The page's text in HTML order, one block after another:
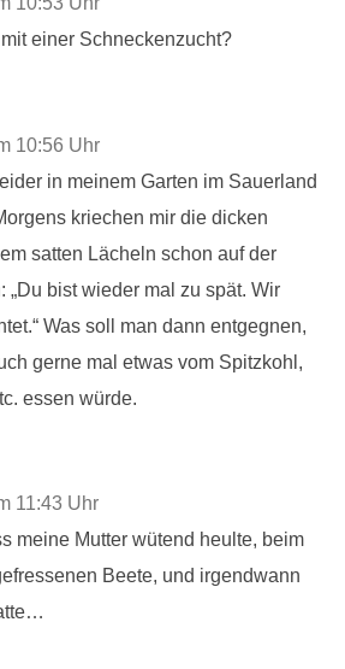
einer Schneckenzucht?
10:56 Uhr
in meinem Garten im Sauerland
kriechen mir die dicken
satten Lächeln schon auf der
„Du bist wieder mal zu spät. Wir
Was soll man dann entgegnen,
gerne mal etwas vom Spitzkohl,
essen würde.
11:43 Uhr
meine Mutter wütend heulte, beim
Beete, und irgendwann